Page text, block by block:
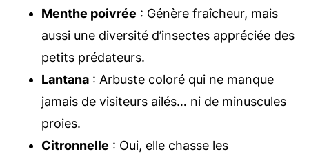
Menthe poivrée : Génère fraîcheur, mais
aussi une diversité d’insectes appréciée des
petits prédateurs.
Lantana : Arbuste coloré qui ne manque
jamais de visiteurs ailés… ni de minuscules
proies.
Citronnelle : Oui, elle chasse les